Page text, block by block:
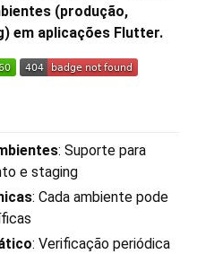
(produção,
em aplicações Flutter.
: Suporte para
e staging
: Cada ambiente pode
: Verificação periódica